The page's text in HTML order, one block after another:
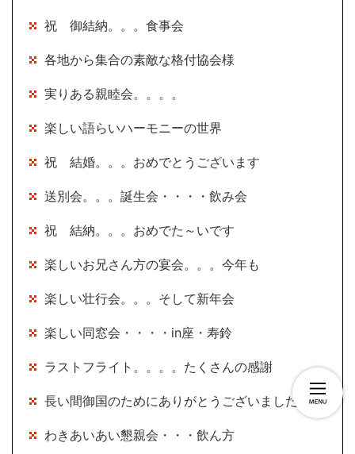
祝 御結納。。。食事会
各地から集合の素敵な格付協会様
実りある親睦会。。。。
楽しい語らいハーモニーの世界
祝 結婚。。。おめでとうございます
送別会。。。誕生会・・・・飲み会
祝 結納。。。おめでた～いです
楽しいお兄さん方の宴会。。。今年も
楽しい壮行会。。。そして新年会
楽しい同窓会・・・・in座・寿鈴
ラストフライト。。。。たくさんの感謝
長い間御国のためにありがとうございました
わきあいあい懇親会・・・飲ん方